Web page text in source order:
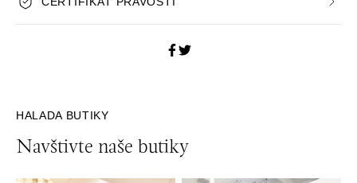
HALADA BUTIKY
Navštivte naše butiky